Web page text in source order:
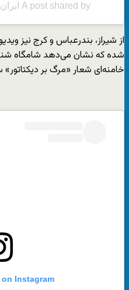
A post shared by ایران اینترنشنال (@iranintltv)
از شیراز، بندرعباس و کرج نیز
خامنه‌ای شعار «مرگ بر
Instagram